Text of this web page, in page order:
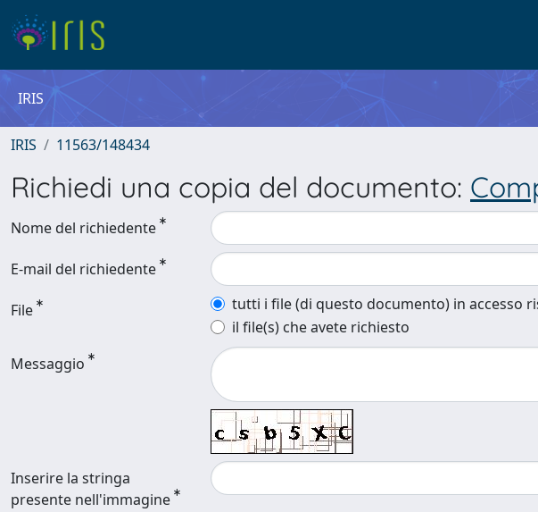
IRIS
IRIS 11563/148434
Richiedi una copia del documento:
Nome del richiedente
E-mail del richiedente
File
tutti i file (di questo documento) in accesso
il file(s) che avete richiesto
Messaggio
Inserire la stringa
presente nell'immagine